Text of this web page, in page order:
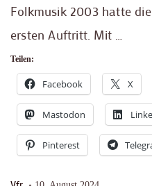
Folkmusik 2003 hatte
ersten Auftritt. Mit …
Teilen:
Facebook X
Mastodon
Pinterest